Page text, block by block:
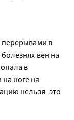
перерывами в
вен на
в
ноге на
нельзя -это
гели